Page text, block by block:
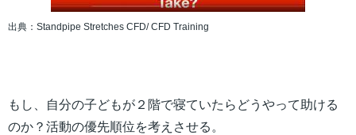
出典：Standpipe Stretches CFD/ CFD Training
もし、自分の子どもが２階で寝ていたらどうやって助ける
のか？活動の優先順位を考えさせる。